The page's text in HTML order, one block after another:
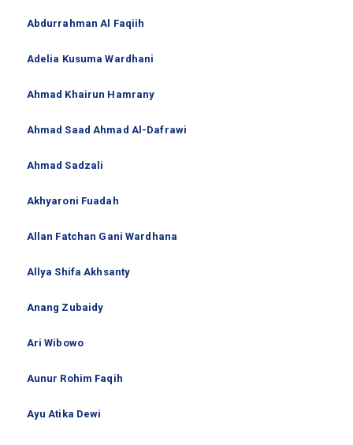
Abdurrahman Al Faqiih
Adelia Kusuma Wardhani
Ahmad Khairun Hamrany
Ahmad Saad Ahmad Al-Dafrawi
Ahmad Sadzali
Akhyaroni Fuadah
Allan Fatchan Gani Wardhana
Allya Shifa Akhsanty
Anang Zubaidy
Ari Wibowo
Aunur Rohim Faqih
Ayu Atika Dewi